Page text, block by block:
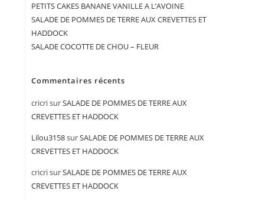
PETITS CAKES BANANE VANILLE A L’AVOINE
SALADE DE POMMES DE TERRE AUX CREVETTES ET
HADDOCK
SALADE COCOTTE DE CHOU – FLEUR
Commentaires récents
cricrisurSALADE DE POMMES DE TERRE AUX
CREVETTES ET HADDOCK
Lilou3158surSALADE DE POMMES DE TERRE AUX
CREVETTES ET HADDOCK
cricrisurSALADE DE POMMES DE TERRE AUX
CREVETTES ET HADDOCK